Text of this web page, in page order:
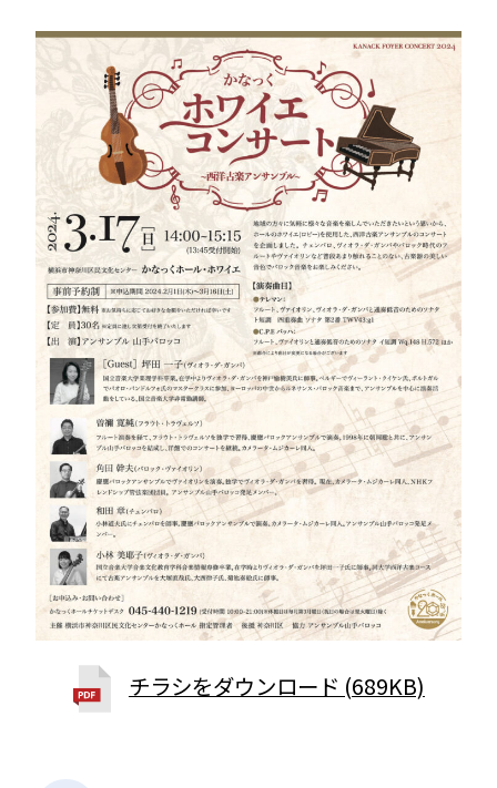
チラシをダウンロード (689KB)